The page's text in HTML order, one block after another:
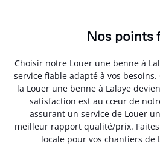
Nos points
Choisir notre Louer une benne à
service fiable adapté à vos
la Louer une benne à Lalaye
satisfaction est au cœur de
assurant un service de Louer
meilleur rapport qualité/prix.
locale pour vos chantiers de